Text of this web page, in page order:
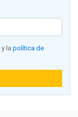
y la política de